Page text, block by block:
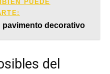
PUEDE
pavimento decorativo
del